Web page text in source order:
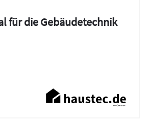
für die Gebäudetechnik